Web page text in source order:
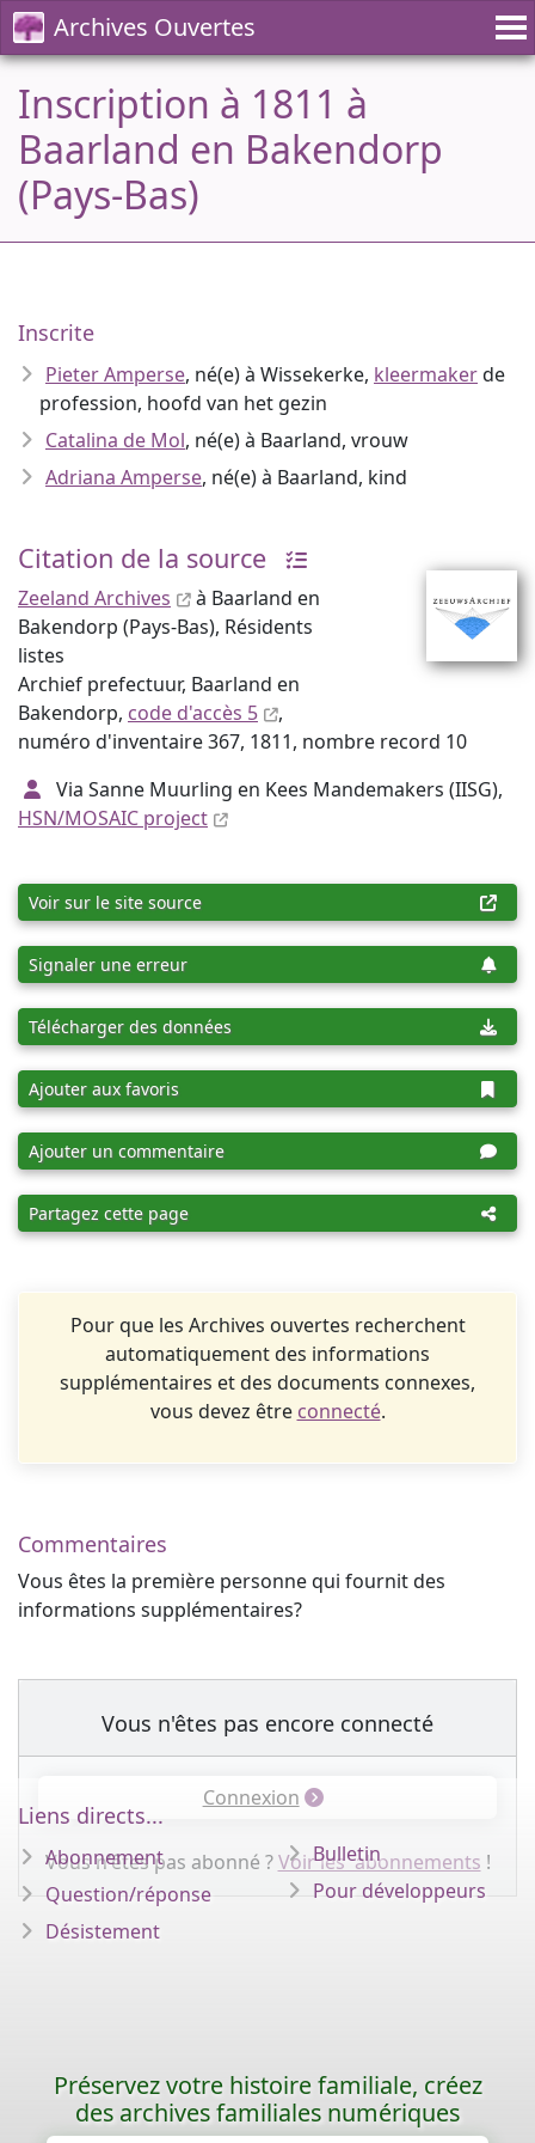
Archives Ouvertes
Inscription à 1811 à
Baarland en Bakendorp
(Pays-Bas)
Inscrite
Pieter Amperse, né(e) à Wissekerke, kleermakerde
profession, hoofd van het gezin
Catalina de Mol, né(e) à Baarland, vrouw
Adriana Amperse, né(e) à Baarland, kind
Citation de la source
Zeeland Archives
à Baarland en
Bakendorp (Pays-Bas), Résidents
listes
Archief prefectuur, Baarland en
Bakendorp, code d'accès 5
,
numéro d'inventaire 367, 1811, nombre record 10
Via Sanne Muurling en Kees Mandemakers (IISG),
HSN/MOSAIC project
Voir sur le site source
Signaler une erreur
Télécharger des données
Ajouter aux favoris
Ajouter un commentaire
Partagez cette page
Pour que les Archives ouvertes recherchent
automatiquement des informations
supplémentaires et des documents connexes,
vous devez être connecté.
Commentaires
Vous êtes la première personne qui fournit des
informations supplémentaires?
Vous n'êtes pas encore connecté
Connexion
Vous n'êtes pas abonné ?Voir les abonnements !
Liens directs...
Abonnement
Question/réponse
Désistement
Bulletin
Pour développeurs
Préservez votre histoire familiale, créez
des archives familiales numériques